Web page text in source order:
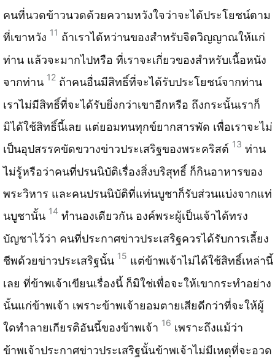
คนที​่นวดข้าวนวดด้วยความหวังใจว่าจะได้​ประโยชน์​ตาม
ที่​เขาหวัง 11 ถ้าเราได้หว่านของสำหรับจิตวิญญาณให้​แก่​
ท่าน แล​้วจะมากไปหรือ ที่​เราจะเกี่ยวของสำหรับเนื้อหนัง
จากท่าน 12 ถ้าคนอื่​นม​ี​สิทธิ์​ที่​จะได้​รับประโยชน์​จากท่าน
เราไม่​มีสิทธิ์​ที่​จะได้รับยิ่งกว่าเขาอีกหรือ ถึงกระนั้นเราก็​
มิได้​ใช้​สิทธิ์​นี้​เลย แต่​ยอมทนทุกข์ยากสารพัด เพื่อเราจะไม่
เป็​นอ​ุปสรรคขัดขวางข่าวประเสริฐของพระคริสต์ 13 ท่าน
ไม่​รู้​หรือว่าคนที่​ปรนนิบัติ​เรื่องสิ่งบริ​สุทธิ​์ ก็​กินอาหารของ
พระวิ​หาร และคนปรนนิบั​ติ​ที่​แท่นบูชาก็รับส่วนแบ่งจากแท่
นบู​ชาน​ั้น 14 ทำนองเดียวกัน องค์​พระผู้เป็นเจ้าได้ทรง
บัญชาไว้​ว่า คนที​่ประกาศข่าวประเสริฐควรได้รับการเลี้ยง
ชี​พด​้วยข่าวประเสริฐนั้น 15 แต่​ข้าพเจ้าไม่​ได้​ใช้​สิทธิ์​เหล่านี้​
เลย ที่​ข้าพเจ้าเขียนเรื่องนี้ ก็​มิใช่​เพื่อจะให้เขากระทำอย่าง
นั้นแก่​ข้าพเจ้า เพราะข้าพเจ้ายอมตายเสียดีกว่าที่จะให้​ผู้​
ใดทำลายเกียรติ​อันนี้​ของข้าพเจ้า 16 เพราะถึงแม้ว่า
ข้าพเจ้าประกาศข่าวประเสริฐนั้นข้าพเจ้าไม่​มี​เหตุ​ที่​จะอวด